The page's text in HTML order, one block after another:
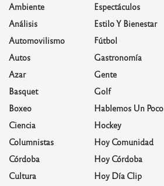
Ambiente
Análisis
Automovilismo
Autos
Azar
Basquet
Boxeo
Ciencia
Columnistas
Córdoba
Cultura
Espectáculos
Estilo Y Bienestar
Fútbol
Gastronomía
Gente
Golf
Hablemos Un Poco
Hockey
Hoy Comunidad
Hoy Córdoba
Hoy Día Clip